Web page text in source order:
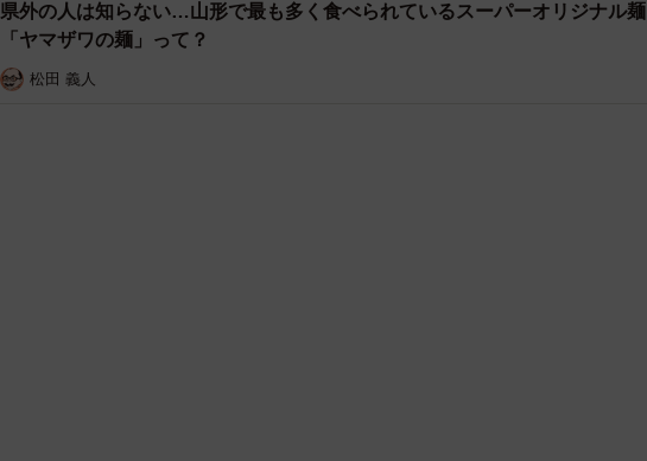
3/7
県外の人は知らない…山形で最も多く食べられているスーパーオリジナル麺
「ヤマザワの麺」って？
松田 義人